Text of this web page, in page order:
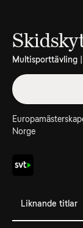
Multisporttävling
Norge
Liknande titlar